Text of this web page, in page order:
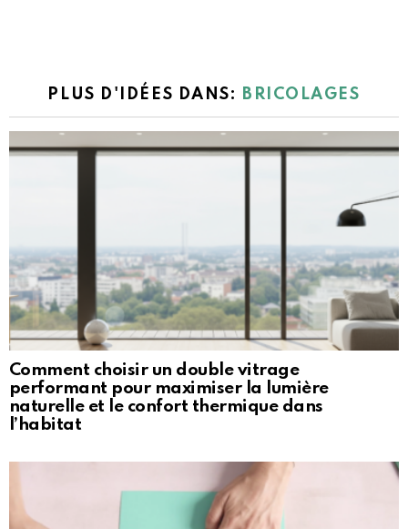
PLUS D'IDÉES DANS: BRICOLAGES
Comment choisir un double vitrage
performant pour maximiser la lumière
naturelle et le confort thermique dans
l’habitat